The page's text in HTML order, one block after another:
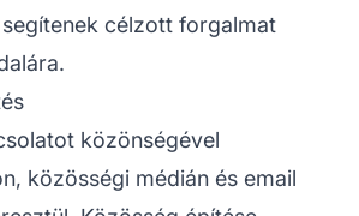
célzott forgalmat
közönségével
közösségi médián és email